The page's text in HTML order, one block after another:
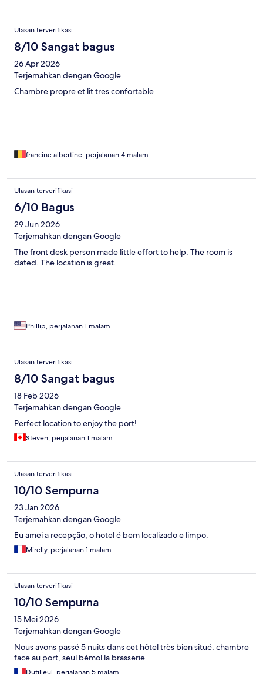
Ulasan terverifikasi
8/10 Sangat bagus
26 Apr 2026
Terjemahkan dengan Google
Chambre propre et lit tres confortable
francine albertine, perjalanan 4 malam
Ulasan terverifikasi
6/10 Bagus
29 Jun 2026
Terjemahkan dengan Google
The front desk person made little effort to help. The room is
dated. The location is great.
Phillip, perjalanan 1 malam
Ulasan terverifikasi
8/10 Sangat bagus
18 Feb 2026
Terjemahkan dengan Google
Perfect location to enjoy the port!
Steven, perjalanan 1 malam
Ulasan terverifikasi
10/10 Sempurna
23 Jan 2026
Terjemahkan dengan Google
Eu amei a recepção, o hotel é bem localizado e limpo.
Mirelly, perjalanan 1 malam
Ulasan terverifikasi
10/10 Sempurna
15 Mei 2026
Terjemahkan dengan Google
Nous avons passé 5 nuits dans cet hôtel très bien situé, chambre
face au port, seul bémol la brasserie